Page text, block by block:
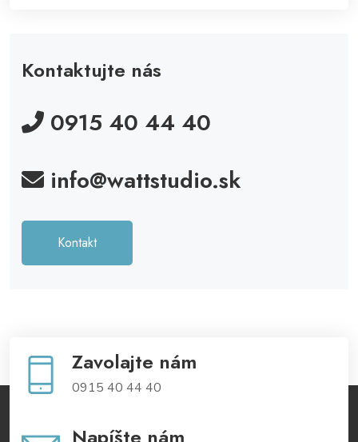
Kontaktujte nás
0915 40 44 40
info@wattstudio.sk
Kontakt
Zavolajte nám
0915 40 44 40